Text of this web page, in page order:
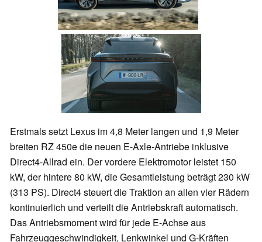
Erstmals setzt Lexus im 4,8 Meter langen und 1,9 Meter
breiten RZ 450e die neuen E-Axle-Antriebe inklusive
Direct4-Allrad ein. Der vordere Elektromotor leistet 150
kW, der hintere 80 kW, die Gesamtleistung beträgt 230 kW
(313 PS). Direct4 steuert die Traktion an allen vier Rädern
kontinuierlich und verteilt die Antriebskraft automatisch.
Das Antriebsmoment wird für jede E-Achse aus
Fahrzeuggeschwindigkeit, Lenkwinkel und G-Kräften